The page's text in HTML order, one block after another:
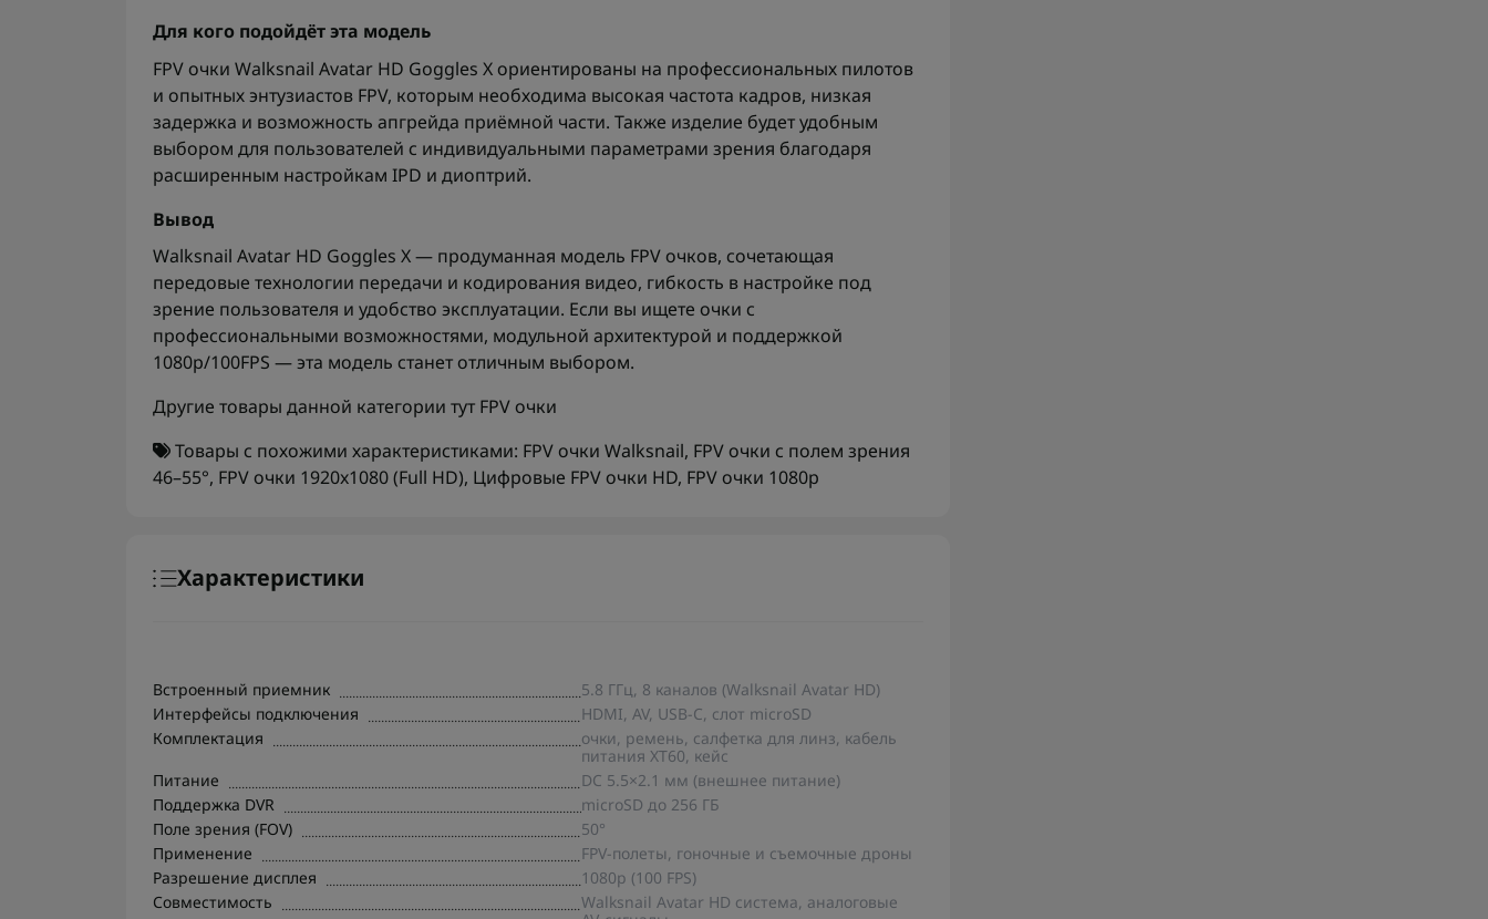
Для кого подойдёт эта модель
FPV очки Walksnail Avatar HD Goggles X ориентированы на профессиональных пилотов
и опытных энтузиастов FPV, которым необходима высокая частота кадров, низкая
задержка и возможность апгрейда приёмной части. Также изделие будет удобным
выбором для пользователей с индивидуальными параметрами зрения благодаря
расширенным настройкам IPD и диоптрий.
Вывод
Walksnail Avatar HD Goggles X — продуманная модель FPV очков, сочетающая
передовые технологии передачи и кодирования видео, гибкость в настройке под
зрение пользователя и удобство эксплуатации. Если вы ищете очки с
профессиональными возможностями, модульной архитектурой и поддержкой
1080p/100FPS — эта модель станет отличным выбором.
Другие товары данной категории тут FPV очки
Товары с похожими характеристиками: FPV очки Walksnail, FPV очки с полем зрения
46–55°, FPV очки 1920x1080 (Full HD), Цифровые FPV очки HD, FPV очки 1080p
Характеристики
Встроенный приемник
5.8 ГГц, 8 каналов (Walksnail Avatar HD)
Интерфейсы подключения
HDMI, AV, USB-C, слот microSD
Комплектация
очки, ремень, салфетка для линз, кабель
питания XT60, кейс
Питание
DC 5.5×2.1 мм (внешнее питание)
Поддержка DVR
microSD до 256 ГБ
Поле зрения (FOV)
50°
Применение
FPV-полеты, гоночные и съемочные дроны
Разрешение дисплея
1080p (100 FPS)
Совместимость
Walksnail Avatar HD система, аналоговые